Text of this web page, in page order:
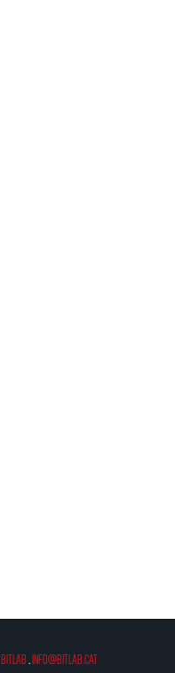
BitLab.info@bitlab.cat